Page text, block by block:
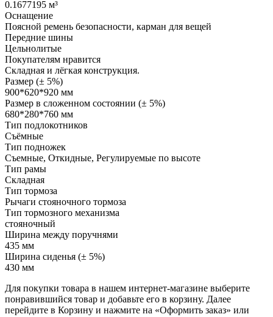
0.1677195 м³
Оснащение
Поясной ремень безопасности, карман для вещей
Передние шины
Цельнолитые
Покупателям нравится
Складная и лёгкая конструкция.
Размер (± 5%)
900*620*920 мм
Размер в сложенном состоянии (± 5%)
680*280*760 мм
Тип подлокотников
Съёмные
Тип подножек
Съемные, Откидные, Регулируемые по высоте
Тип рамы
Складная
Тип тормоза
Рычаги стояночного тормоза
Тип тормозного механизма
стояночный
Ширина между поручнями
435 мм
Ширина сиденья (± 5%)
430 мм
Для покупки товара в нашем интернет-магазине выберите
понравившийся товар и добавьте его в корзину. Далее
перейдите в Корзину и нажмите на «Оформить заказ» или